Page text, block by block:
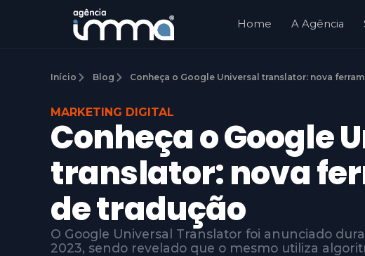
Home A Agência
Início Blog Conheça o Google Universal translator: nova
MARKETING DIGITAL
Conheça o Google
translator: nova
de tradução
O Google Universal Translator foi anunciado
2023, sendo revelado que o mesmo utiliza